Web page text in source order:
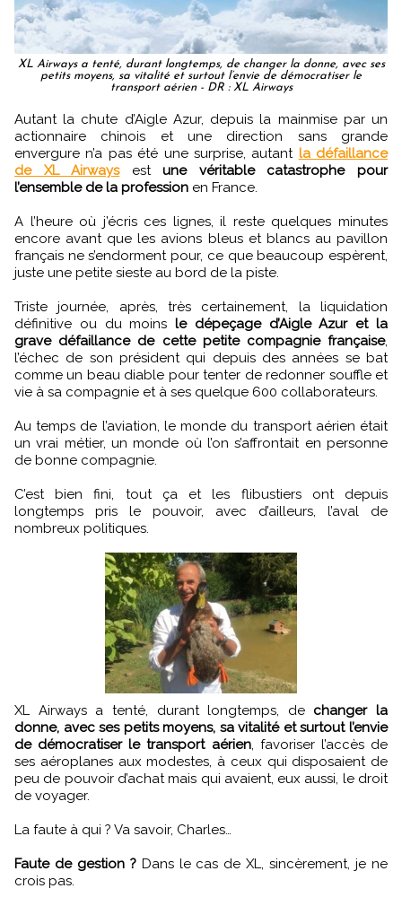
XL Airways a tenté, durant longtemps, de changer la donne, avec ses
petits moyens, sa vitalité et surtout l’envie de démocratiser le
transport aérien - DR : XL Airways
Autant la chute d’Aigle Azur, depuis la mainmise par un
actionnaire chinois et une direction sans grande
envergure n’a pas été une surprise, autant la défaillance
de XL Airwaysestune véritable catastrophe pour
l’ensemble de la profession en France.
A l’heure où j’écris ces lignes, il reste quelques minutes
encore avant que les avions bleus et blancs au pavillon
français ne s’endorment pour, ce que beaucoup espèrent,
juste une petite sieste au bord de la piste.
Triste journée, après, très certainement, la liquidation
définitive ou du moinsle dépeçage d’Aigle Azur et la
grave défaillance de cette petite compagnie française,
l’échec de son président qui depuis des années se bat
comme un beau diable pour tenter de redonner souffle et
vie à sa compagnie et à ses quelque 600 collaborateurs.
Au temps de l’aviation, le monde du transport aérien était
un vrai métier, un monde où l’on s’affrontait en personne
de bonne compagnie.
C’est bien fini, tout ça et les flibustiers ont depuis
longtemps pris le pouvoir, avec d’ailleurs, l’aval de
nombreux politiques.
XL Airways a tenté, durant longtemps, de changer la
donne, avec ses petits moyens, sa vitalité et surtout l’envie
de démocratiser le transport aérien, favoriser l’accès de
ses aéroplanes aux modestes, à ceux qui disposaient de
peu de pouvoir d’achat mais qui avaient, eux aussi, le droit
de voyager.
La faute à qui ? Va savoir, Charles…
Faute de gestion ?Dans le cas de XL, sincèrement, je ne
crois pas.